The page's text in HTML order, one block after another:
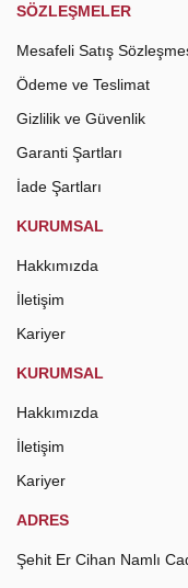
SÖZLEŞMELER
Mesafeli Satış
Ödeme ve Teslimat
Gizlilik ve Güvenlik
Garanti Şartları
İade Şartları
KURUMSAL
Hakkımızda
İletişim
Kariyer
KURUMSAL
Hakkımızda
İletişim
Kariyer
ADRES
Şehit Er Cihan Namlı